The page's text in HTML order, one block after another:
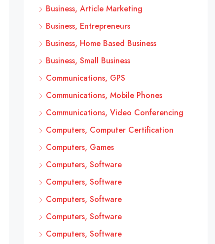
Business, Article Marketing
Business, Entrepreneurs
Business, Home Based Business
Business, Small Business
Communications, GPS
Communications, Mobile Phones
Communications, Video Conferencing
Computers, Computer Certification
Computers, Games
Computers, Software
Computers, Software
Computers, Software
Computers, Software
Computers, Software